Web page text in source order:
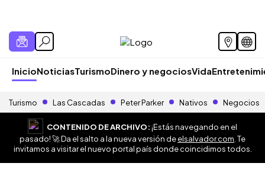
InicioNoticiasTurismoDinero y negociosVida
Turismo Las Cascadas Peter Parker Nativos Negocios
CONTENIDO DE ARCHIVO:¡Estás navegando en el
pasado! 🚀 Da el salto a la nueva versión deelsalvador.com . Te
invitamos a visitar el nuevo portal país donde coincidimos todos.